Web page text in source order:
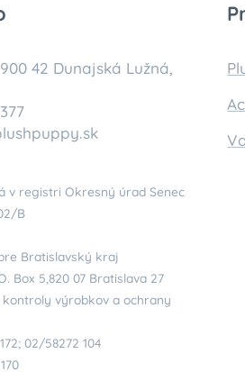
42 Dunajská Lužná,
v registri Okresný úrad Senec
B
Bratislavský kraj
Box 5,820 07 Bratislava 27
výrobkov a ochrany
02/58272 104